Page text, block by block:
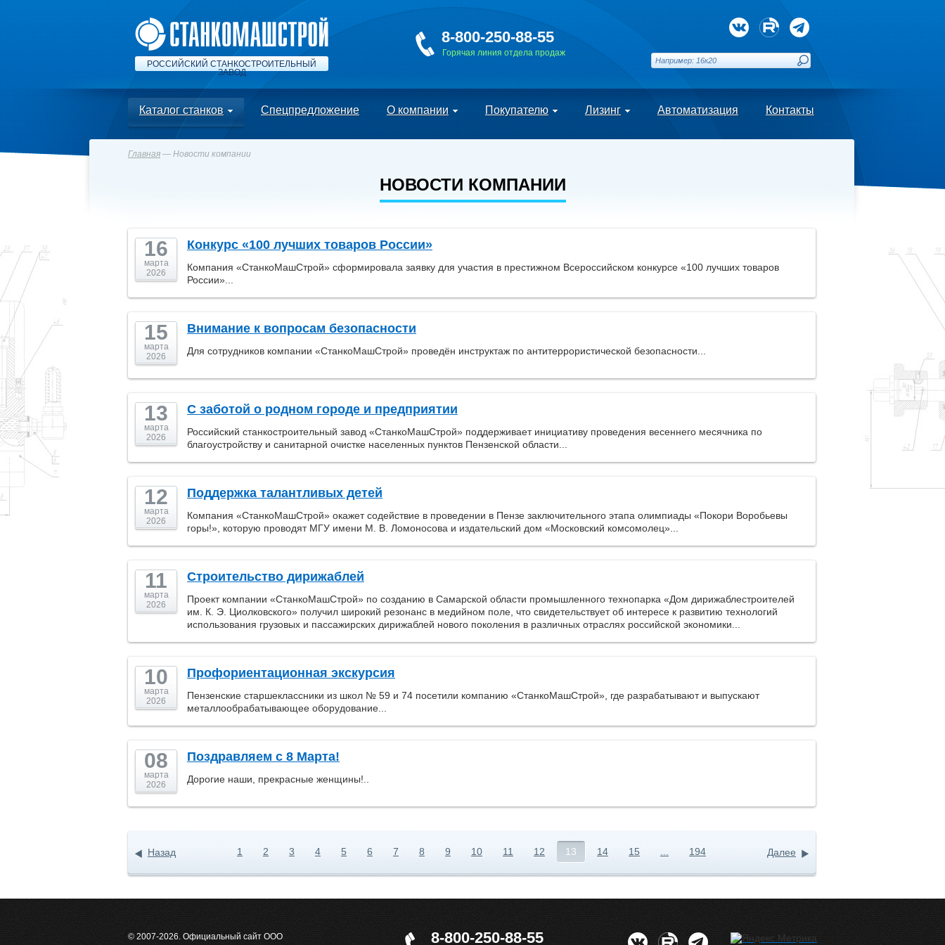
РОССИЙСКИЙ СТАНКОСТРОИТЕЛЬНЫЙ
ЗАВОД
8-800-250-88-55
Горячая линия отдела продаж
Каталог станков Спецпредложение О компании Покупателю Лизинг Автоматизация Контакты
Главная — Новости компании
НОВОСТИ КОМПАНИИ
16
марта
2026
Конкурс «100 лучших товаров России»
Компания «СтанкоМашСтрой» сформировала заявку для участия в престижном Всероссийском конкурсе «100 лучших товаров
России»...
15
марта
2026
Внимание к вопросам безопасности
Для сотрудников компании «СтанкоМашСтрой» проведён инструктаж по антитеррористической безопасности...
13
марта
2026
С заботой о родном городе и предприятии
Российский станкостроительный завод «СтанкоМашСтрой» поддерживает инициативу проведения весеннего месячника по
благоустройству и санитарной очистке населенных пунктов Пензенской области...
12
марта
2026
Поддержка талантливых детей
Компания «СтанкоМашСтрой» окажет содействие в проведении в Пензе заключительного этапа олимпиады «Покори Воробьевы
горы!», которую проводят МГУ имени М. В. Ломоносова и издательский дом «Московский комсомолец»...
11
марта
2026
Строительство дирижаблей
Проект компании «СтанкоМашСтрой» по созданию в Самарской области промышленного технопарка «Дом дирижаблестроителей
им. К. Э. Циолковского» получил широкий резонанс в медийном поле, что свидетельствует об интересе к развитию технологий
использования грузовых и пассажирских дирижаблей нового поколения в различных отраслях российской экономики...
10
марта
2026
Профориентационная экскурсия
Пензенские старшеклассники из школ № 59 и 74 посетили компанию «СтанкоМашСтрой», где разрабатывают и выпускают
металлообрабатывающее оборудование...
08
марта
2026
Поздравляем с 8 Марта!
Дорогие наши, прекрасные женщины!..
Назад 1 2 3 4 5 6 7 8 9 10 11 12 13 14 15 194 Далее
© 2007-2026. Официальный сайт ООО
8-800-250-88-55